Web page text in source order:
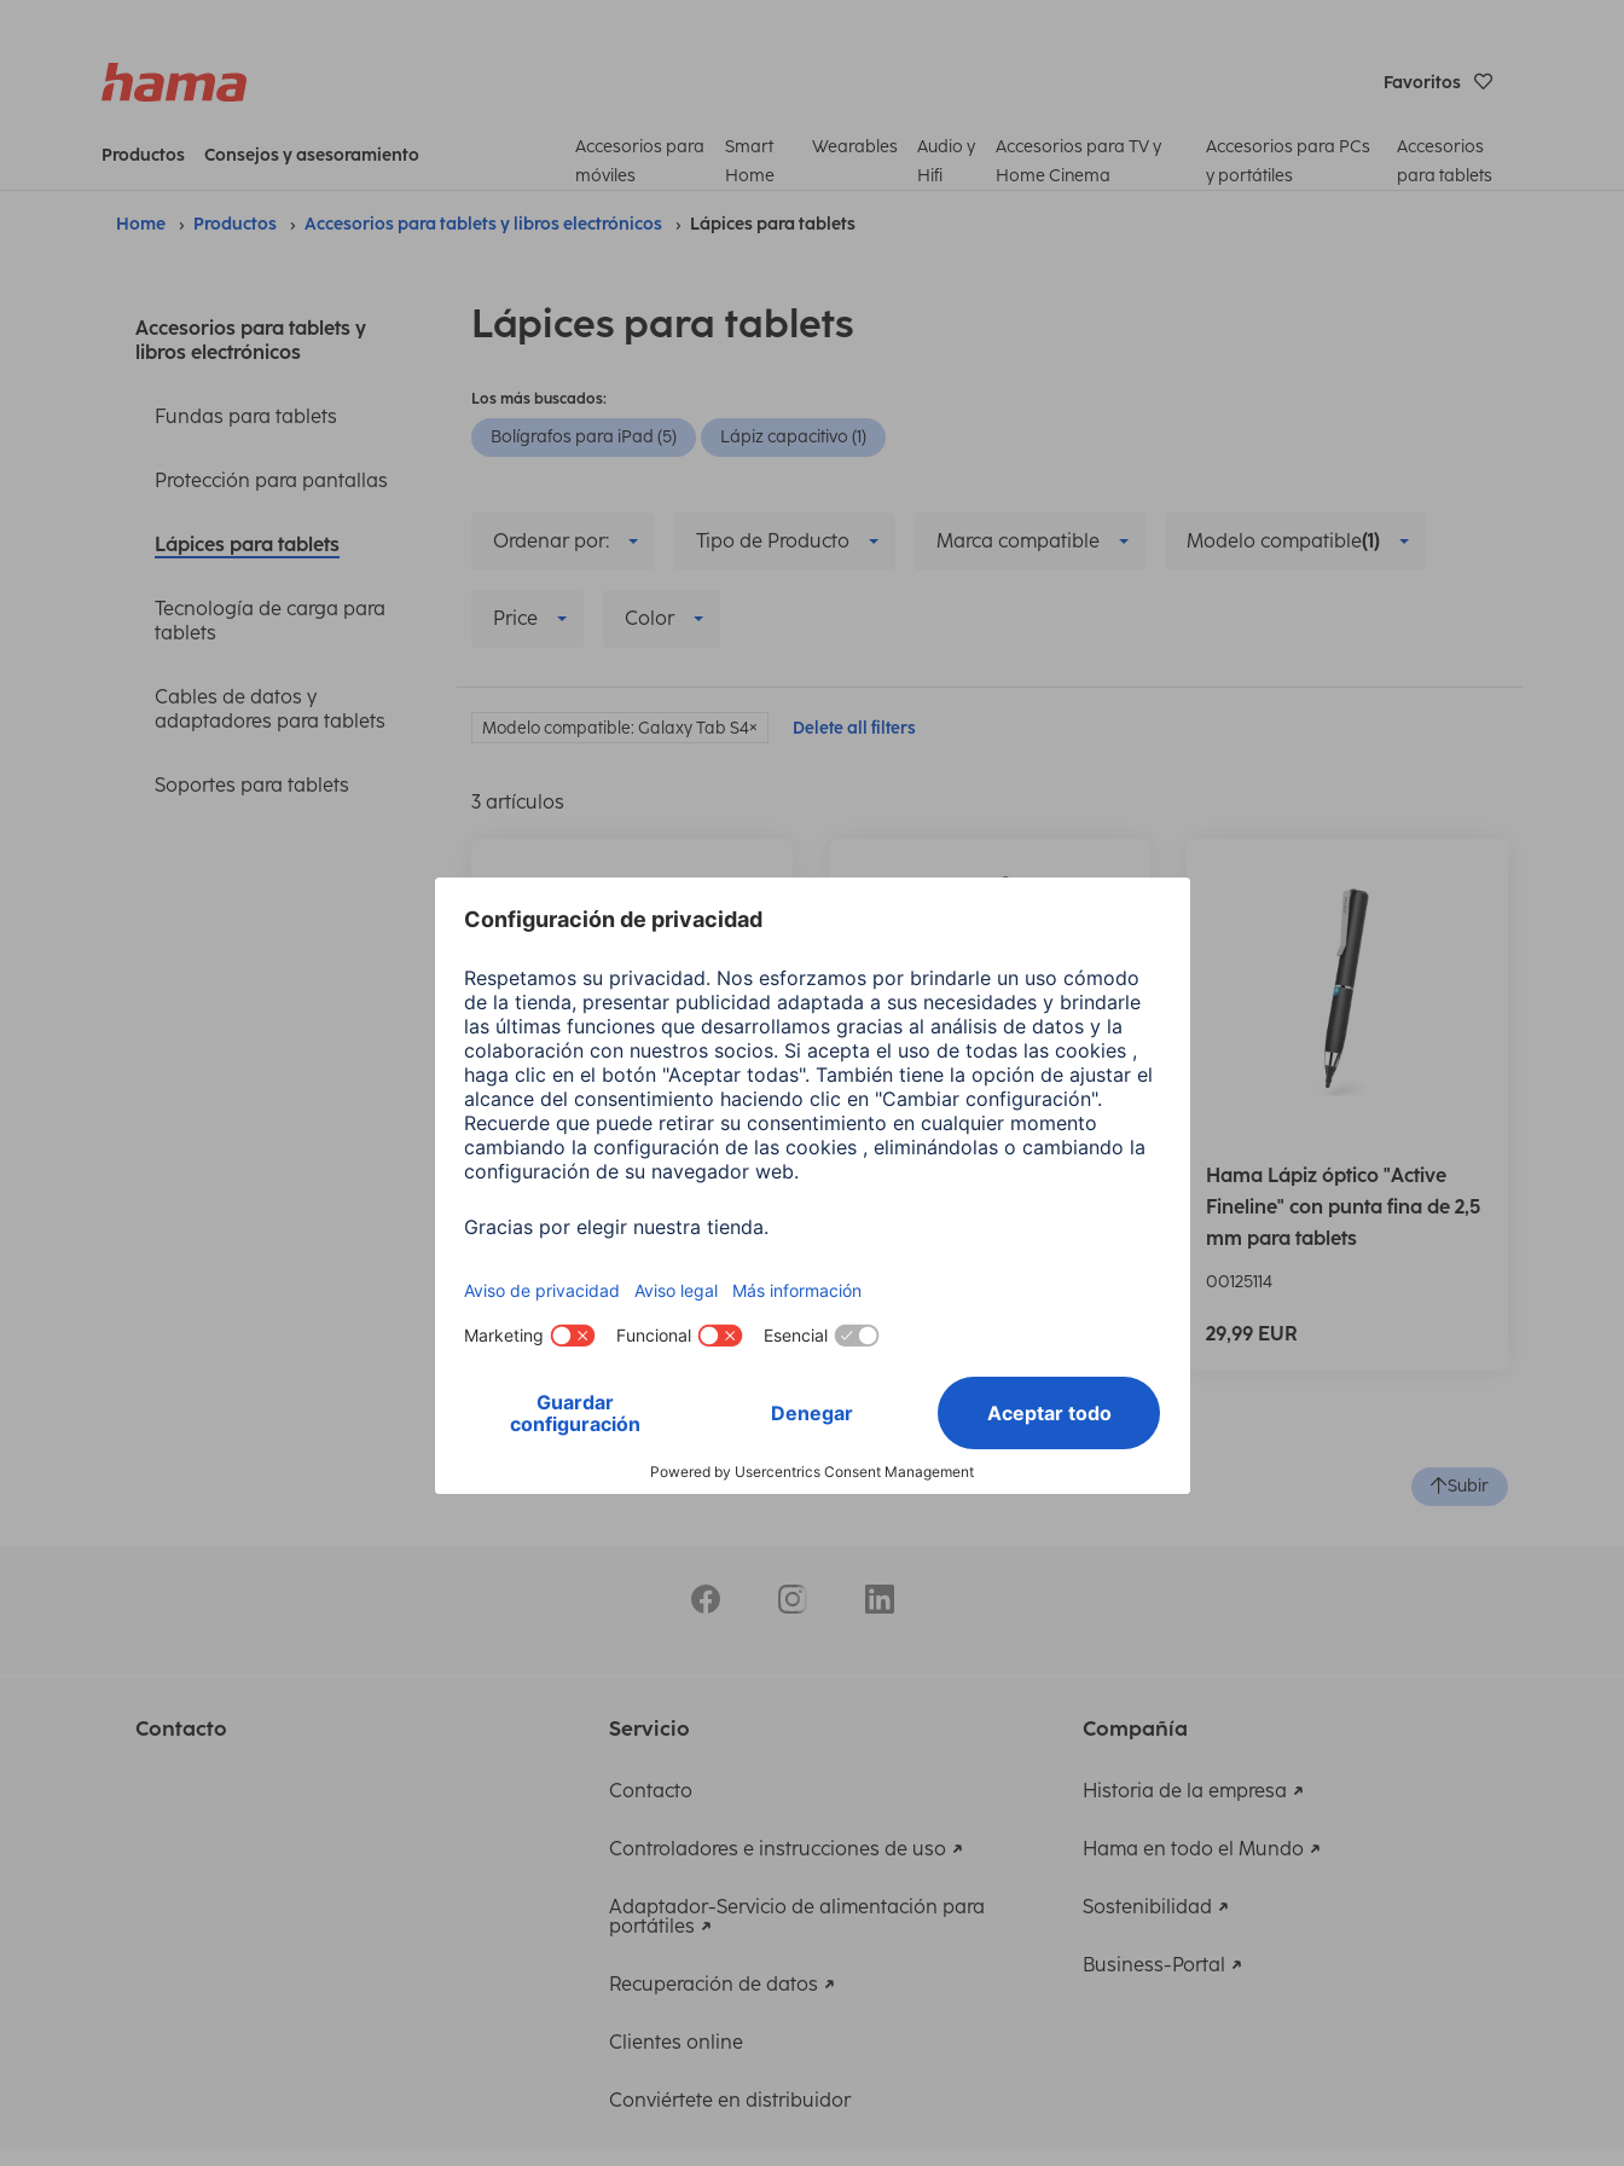
Favoritos
Productos Consejos y asesoramiento
Accesorios para
móviles
Smart
Home
Wearables
Audio y
Hifi
Accesorios para TV y
Home Cinema
Accesorios para PCs
y portátiles
Accesorios
para tablets
Home Productos Accesorios para tablets y libros electrónicos Lápices para tablets
Accesorios para tablets y
libros electrónicos
Fundas para tablets
Protección para pantallas
Lápices para tablets
Tecnología de carga para
tablets
Cables de datos y
adaptadores para tablets
Soportes para tablets
Lápices para tablets
Los más buscados:
Bolígrafos para iPad (5) Lápiz capacitivo (1)
Ordenar por: Tipo de Producto Marca compatible Modelo compatible(1)
Price Color
Modelo compatible: Galaxy Tab S4 Delete all filters
3 artículos
Hama Puntero táctil "Easy"
smartphones, negro
00125106
4,99 EUR
00125113
49,99 EUR
Hama Lápiz óptico "Active
Fineline" con punta fina de 2,5
mm para tablets
00125114
29,99 EUR
Subir
Contacto Servicio
Contacto
Controladores e instrucciones de uso
Adaptador-Servicio de alimentación para
portátiles
Recuperación de datos
Clientes online
Conviértete en distribuidor
Compañía
Historia de la empresa
Hama en todo el Mundo
Sostenibilidad
Business-Portal